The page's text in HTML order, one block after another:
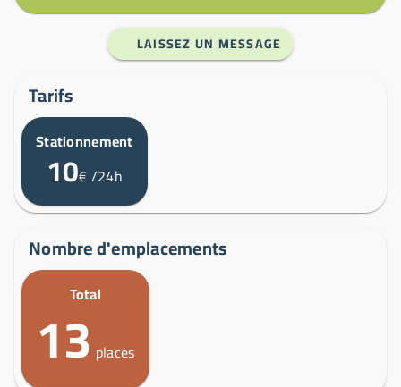
LAISSEZ UN MESSAGE
Tarifs
Stationnement
10€/24h
Nombre d'emplacements
Total
13 places